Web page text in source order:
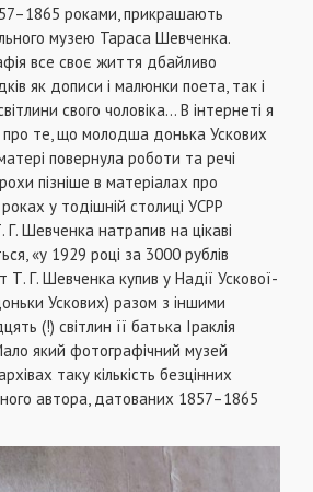
роками, прикрашають
музею Тараса Шевченка.
все своє життя дбайливо
як дописи і малюнки поета, так і
свого чоловіка… В інтернеті я
про те, що молодша донька Ускових
повернула роботи та речі
пізніше в матеріалах про
у тодішній столиці УСРР
Г. Шевченка натрапив на цікаві
«у 1929 році за 3000 рублів
Т. Г. Шевченка купив у Надії Ускової-
Ускових) разом з іншими
(!) світлин її батька Іраклія
який фотографічний музей
таку кількість безцінних
автора, датованих 1857–1865